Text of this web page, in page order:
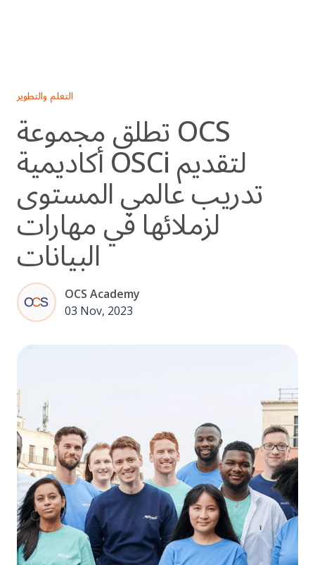
التعلم والتطوير
تطلق مجموعة OCS
أكاديمية OSCi لتقديم
تدريب عالمي المستوى
لزملائها في مهارات
البيانات
OCS Academy
03 Nov, 2023